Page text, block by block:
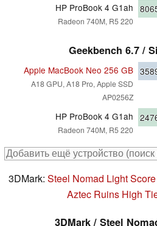
HP ProBook 4 G1ah
Radeon 740M, R5 220
Geekbench 6.7 /
Apple MacBook Neo 256 GB
A18 GPU, A18 Pro, Apple SSD
AP0256Z
HP ProBook 4 G1ah
Radeon 740M, R5 220
3DMark: Steel Nomad Light Score
Aztec Ruins High
3DMark / Steel